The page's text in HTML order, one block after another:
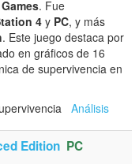
. Fue
4y PC, y más
. Este juego destaca por
en gráficos de 16
de supervivencia en
Análisis
Edition PC